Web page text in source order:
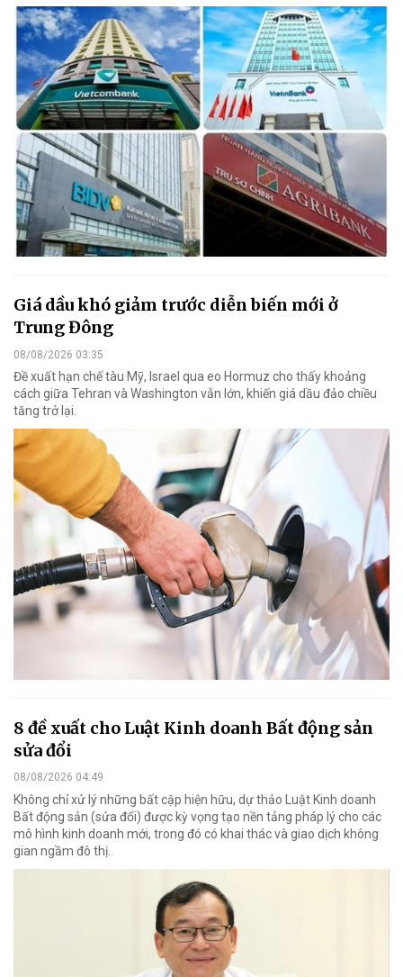
Giá dầu khó giảm trước diễn biến mới ở
Trung Đông
08/08/2026 03:35
Đề xuất hạn chế tàu Mỹ, Israel qua eo Hormuz cho thấy khoảng
cách giữa Tehran và Washington vẫn lớn, khiến giá dầu đảo chiều
tăng trở lại.
8 đề xuất cho Luật Kinh doanh Bất động sản
sửa đổi
08/08/2026 04:49
Không chỉ xử lý những bất cập hiện hữu, dự thảo Luật Kinh doanh
Bất động sản (sửa đổi) được kỳ vọng tạo nền tảng pháp lý cho các
mô hình kinh doanh mới, trong đó có khai thác và giao dịch không
gian ngầm đô thị.